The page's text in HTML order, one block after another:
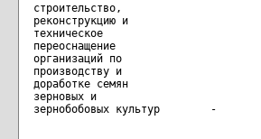
  строительство,
  реконструкцию и
  техническое
  переоснащение
  организаций по
  производству и
  доработке семян
  зерновых и